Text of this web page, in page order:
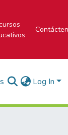
Log In